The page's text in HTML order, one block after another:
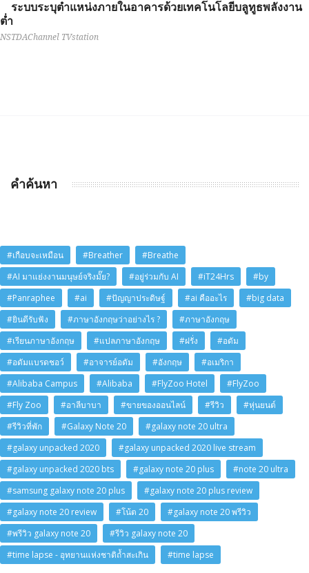
ระบบระบุตำแหน่งภายในอาคารด้วยเทคโนโลยีบลูทูธพลังงาน
ต่ำ
NSTDAChannel TVstation
คำค้นหา
#เกือบจะเหมือน #Breather
#Breathe
#AI มาแย่งงานมนุษย์จริงมั๊ย?
#อยู่ร่วมกับ AI #iT24Hrs
#by
#Panraphee
#ai #ปัญญาประดิษฐ์ #ai คืออะไร
#big data
#ยินดีรับฟัง
#ภาษาอังกฤษว่าอย่างไร ?
#ภาษาอังกฤษ
#เรียนภาษาอังกฤษ
#แปลภาษาอังกฤษ #ฝรั่ง
#อดัม
#อดัมแบรดชอว์
#อาจารย์อดัม #อังกฤษ
#อเมริกา
#Alibaba Campus
#Alibaba #FlyZoo Hotel
#FlyZoo
#Fly Zoo
#อาลีบาบา #ขายของออนไลน์ #รีวิว
#หุ่นยนต์
#รีวิวที่พัก
#Galaxy Note 20
#galaxy note 20 ultra
#galaxy unpacked 2020
#galaxy unpacked 2020 live stream
#galaxy unpacked 2020 bts
#galaxy note 20 plus
#note 20 ultra
#samsung galaxy note 20 plus
#galaxy note 20 plus review
#galaxy note 20 review
#โน้ต 20
#galaxy note 20 พรีวิว
#พรีวิว galaxy note 20
#รีวิว galaxy note 20
#time lapse - อุทยานแห่งชาติถ้ำสะเกิน
#time lapse